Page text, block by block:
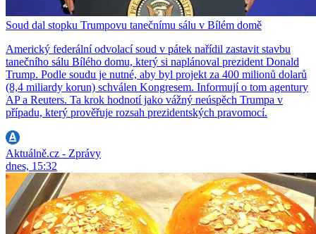
Soud dal stopku Trumpovu tanečnímu sálu v Bílém domě
Americký federální odvolací soud v pátek nařídil zastavit stavbu
tanečního sálu Bílého domu, který si naplánoval prezident Donald
Trump. Podle soudu je nutné, aby byl projekt za 400 milionů dolarů
(8,4 miliardy korun) schválen Kongresem. Informují o tom agentury
AP a Reuters. Ta krok hodnotí jako vážný neúspěch Trumpa v
případu, který prověřuje rozsah prezidentských pravomocí.
Aktuálně.cz - Zprávy
dnes, 15:32